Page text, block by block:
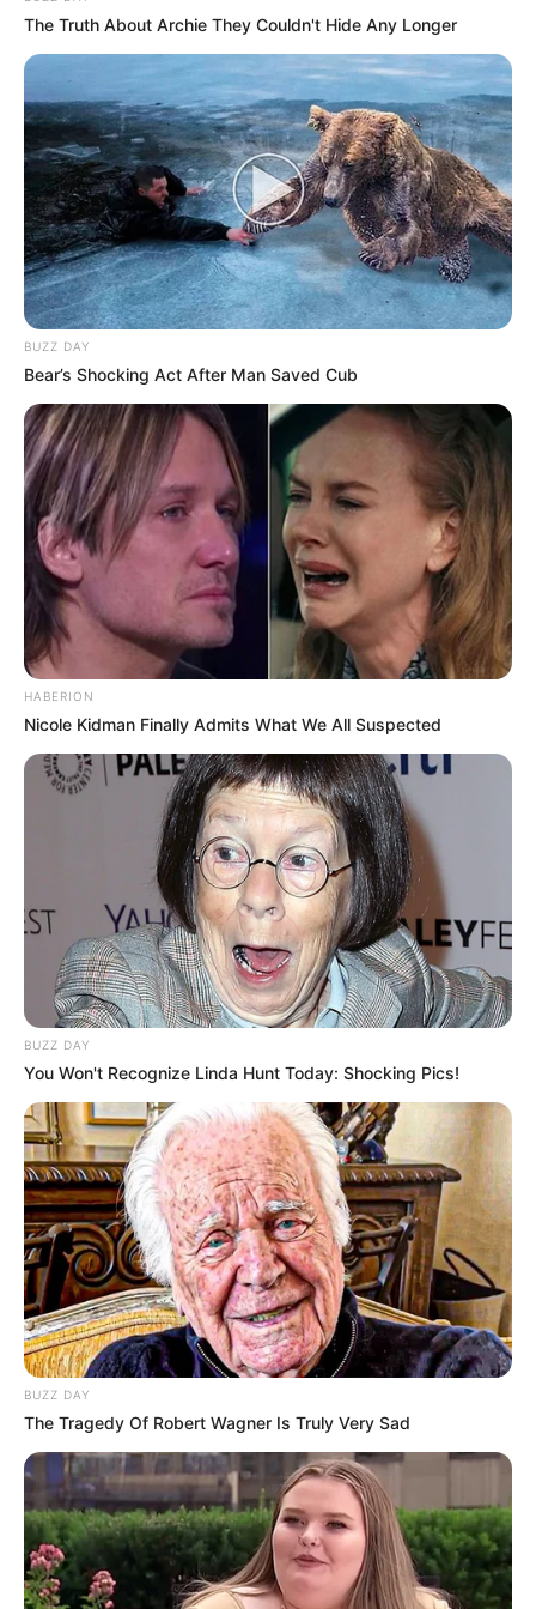
Autor: Samuel Camêlo
Fonte:JASB - Jornal dos Agentes de Saúde do Brasil
www.jasb.com.br.
Edição Geral: JASB.
Encaminhamento de denúncia ao JASB:
Acesse aqui .
O jornalismo do JASB.com.br precisa de você para continuar
marcando ponto na vida das pessoas.Compartilhe as nossas
notícias em suas redes sociais!
The Truth About Archie They Couldn't Hide Any Longer
BUZZ DAY
Bear’s Shocking Act After Man Saved Cub
HABERION
Nicole Kidman Finally Admits What We All Suspected
BUZZ DAY
You Won't Recognize Linda Hunt Today: Shocking Pics!
BUZZ DAY
The Tragedy Of Robert Wagner Is Truly Very Sad